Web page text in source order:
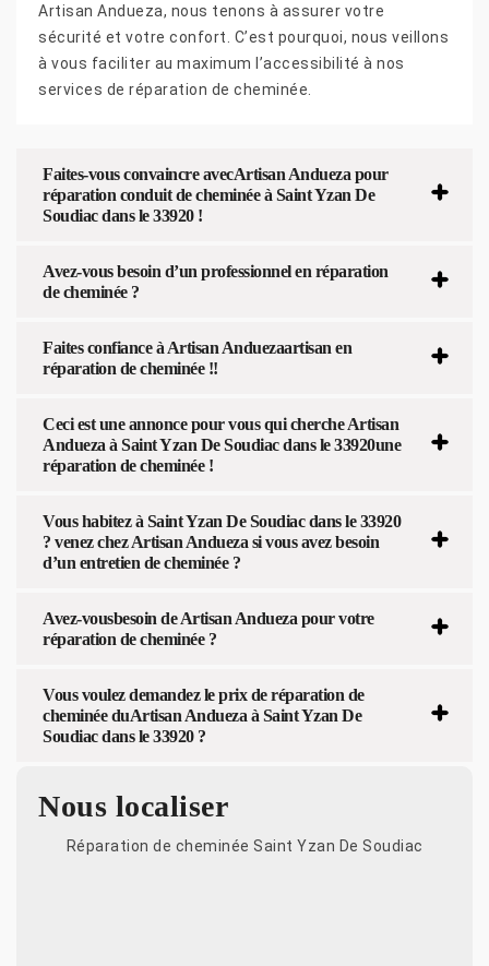
Artisan Andueza, nous tenons à assurer votre
sécurité et votre confort. C’est pourquoi, nous veillons
à vous faciliter au maximum l’accessibilité à nos
services de réparation de cheminée.
Faites-vous convaincre avecArtisan Andueza pour
réparation conduit de cheminée à Saint Yzan De
Soudiac dans le 33920 !
Avez-vous besoin d’un professionnel en réparation
de cheminée ?
Faites confiance à Artisan Anduezaartisan en
réparation de cheminée !!
Ceci est une annonce pour vous qui cherche Artisan
Andueza à Saint Yzan De Soudiac dans le 33920une
réparation de cheminée !
Vous habitez à Saint Yzan De Soudiac dans le 33920
? venez chez Artisan Andueza si vous avez besoin
d’un entretien de cheminée ?
Avez-vousbesoin de Artisan Andueza pour votre
réparation de cheminée ?
Vous voulez demandez le prix de réparation de
cheminée duArtisan Andueza à Saint Yzan De
Soudiac dans le 33920 ?
Nous localiser
Réparation de cheminée Saint Yzan De Soudiac